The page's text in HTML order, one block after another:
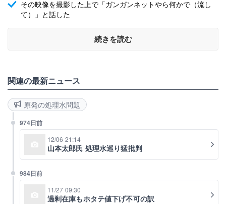
その映像を撮影した上で「ガンガンネットやら何かで（流し
て）」と話した
続きを読む
関連の最新ニュース
原発の処理水問題
974日前
12/06 21:14
山本太郎氏 処理水巡り猛批判
984日前
11/27 09:30
過剰在庫もホタテ値下げ不可の訳